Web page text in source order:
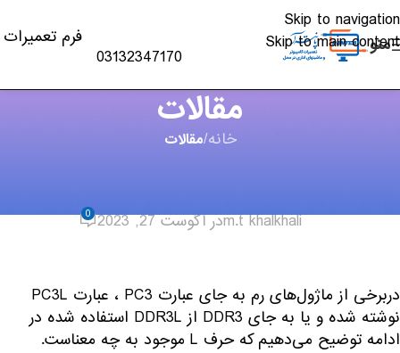
Skip to navigation
Skip to main content
منو
03132347170
فرم تعمیرات
مقالات
خانه/مقالات
m.t khalkhaliدر آگوست 27, 2023 0
دربرخی از ماژول‌های رم به جای عبارت PC3 ، عبارت PC3L
نوشته شده و یا به جای DDR3 از DDR3L استفاده شده در
ادامه توضیح می‌دهیم که حرف L موجود به چه معناست.